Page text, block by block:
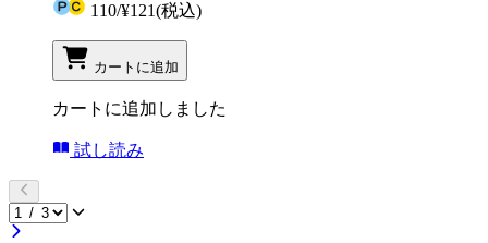
110/¥121(税込)
カートに追加
カートに追加しました
試し読み